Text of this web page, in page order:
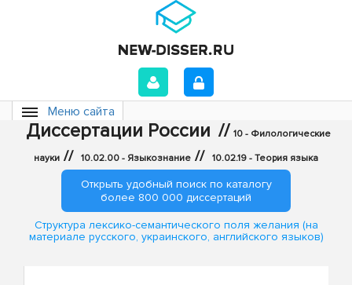
Меню сайта
Диссертации России // 10 - Филологические
науки // 10.02.00 - Языкознание // 10.02.19 - Теория языка
Открыть удобный поиск по каталогу
более 800 000 диссертаций
Структура лексико-семантического поля желания (на
материале русского, украинского, английского языков)